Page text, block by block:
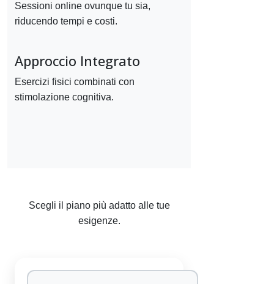
Sessioni online ovunque tu sia,
riducendo tempi e costi.
Approccio Integrato
Esercizi fisici combinati con
stimolazione cognitiva.
Scegli il piano più adatto alle tue
esigenze.